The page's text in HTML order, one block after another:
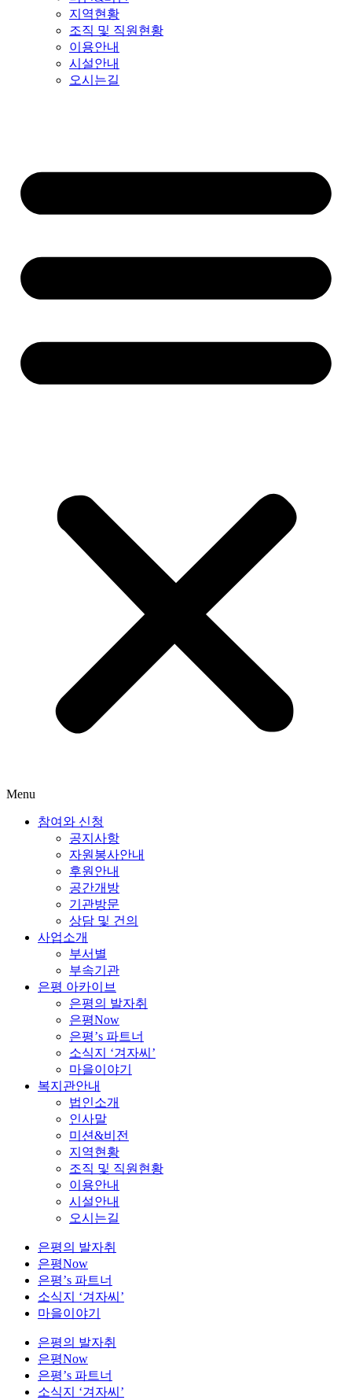
지역현황
조직 및 직원현황
이용안내
시설안내
오시는길
Menu
참여와 신청
공지사항
자원봉사안내
후원안내
공간개방
기관방문
상담 및 건의
사업소개
부서별
부속기관
은평 아카이브
은평의 발자취
은평Now
은평’s 파트너
소식지 ‘겨자씨’
마을이야기
복지관안내
법인소개
인사말
미션&비전
지역현황
조직 및 직원현황
이용안내
시설안내
오시는길
은평의 발자취
은평Now
은평’s 파트너
소식지 ‘겨자씨’
마을이야기
은평의 발자취
은평Now
은평’s 파트너
소식지 ‘겨자씨’